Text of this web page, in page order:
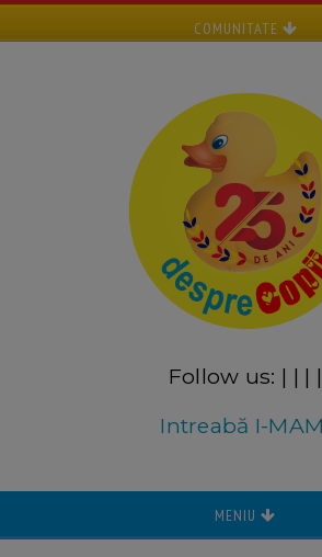
COMUNITATE
Follow us: | | | |
Intreabă I-
MENIU